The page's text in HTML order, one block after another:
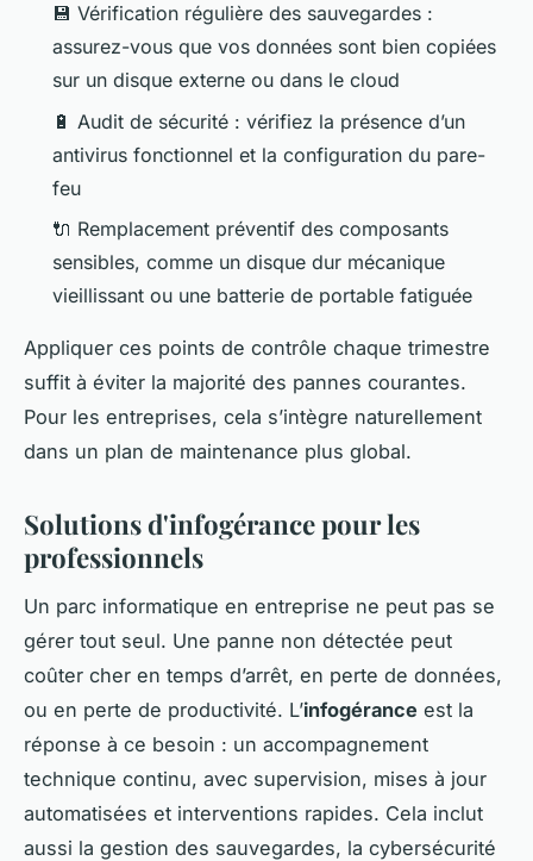
💾 Vérification régulière des sauvegardes :
assurez-vous que vos données sont bien copiées
sur un disque externe ou dans le cloud
🔋 Audit de sécurité : vérifiez la présence d’un
antivirus fonctionnel et la configuration du pare-
feu
🔌 Remplacement préventif des composants
sensibles, comme un disque dur mécanique
vieillissant ou une batterie de portable fatiguée
Appliquer ces points de contrôle chaque trimestre
suffit à éviter la majorité des pannes courantes.
Pour les entreprises, cela s’intègre naturellement
dans un plan de maintenance plus global.
Solutions d'infogérance pour les
professionnels
Un parc informatique en entreprise ne peut pas se
gérer tout seul. Une panne non détectée peut
coûter cher en temps d’arrêt, en perte de données,
ou en perte de productivité. L’infogérance est la
réponse à ce besoin : un accompagnement
technique continu, avec supervision, mises à jour
automatisées et interventions rapides. Cela inclut
aussi la gestion des sauvegardes, la cybersécurité